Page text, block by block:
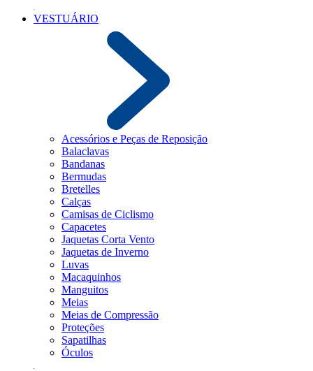
VESTUÁRIO
Acessórios e Peças de Reposição
Balaclavas
Bandanas
Bermudas
Bretelles
Calças
Camisas de Ciclismo
Capacetes
Jaquetas Corta Vento
Jaquetas de Inverno
Luvas
Macaquinhos
Manguitos
Meias
Meias de Compressão
Proteções
Sapatilhas
Óculos